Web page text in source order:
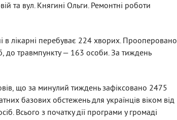
та вул. Княгині Ольги. Ремонтні роботи
в лікарні перебуває 224 хворих. Прооперовано
до травмпункту — 163 особи. За тиждень
що за минулий тиждень зафіксовано 2475
базових обстежень для українців віком від
Всього з початку дії програми у громаді